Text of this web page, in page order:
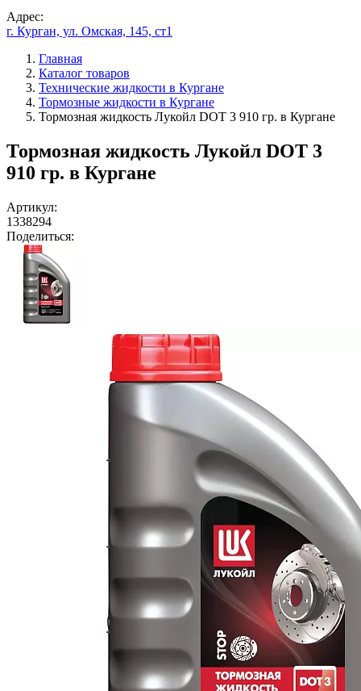
Адрес:
г. Курган, ул. Омская, 145, ст1
Главная
Каталог товаров
Технические жидкости в Кургане
Тормозные жидкости в Кургане
Тормозная жидкость Лукойл DOT 3 910 гр. в Кургане
Тормозная жидкость Лукойл DOT 3
910 гр. в Кургане
Артикул:
1338294
Поделиться: